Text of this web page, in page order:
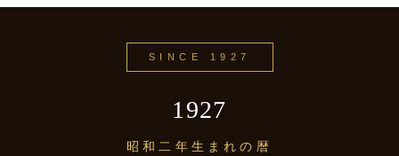
SINCE 1927
1927
昭和二年生まれの暦